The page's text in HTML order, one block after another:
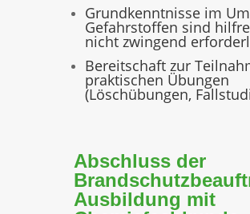
Grundkenntnisse im
Gefahrstoffen sind
nicht zwingend
Bereitschaft zur
praktischen Übungen
(Löschübungen,
Abschluss der
Ausbildung mit